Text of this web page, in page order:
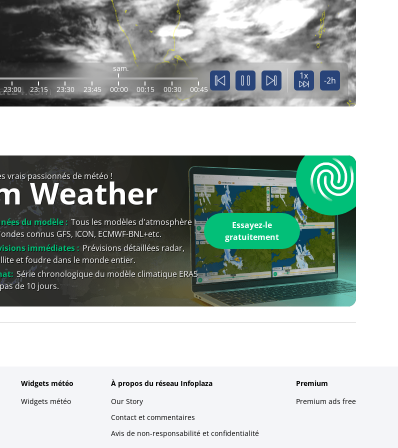
sam.
23:00 23:15 23:30 23:45 00:00 00:15 00:30 00:45
1x -2h
vrais passionnés de météo !
Weather
du modèle : Tous les modèles d'atmosphère
connus GFS, ICON, ECMWF-BNL+etc.
immédiates : Prévisions détaillées radar,
et foudre dans le monde entier.
Série chronologique du modèle climatique ERA5
de 10 jours.
Essayez-le
gratuitement
Widgets météo
Widgets météo
À propos du réseau Infoplaza
Our Story
Contact et commentaires
Avis de non-responsabilité et confidentialité
Premium
Premium ads free